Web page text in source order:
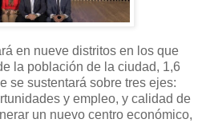
en nueve distritos en los que
la población de la ciudad, 1,6
se sustentará sobre tres ejes:
y empleo, y calidad de
un nuevo centro económico,